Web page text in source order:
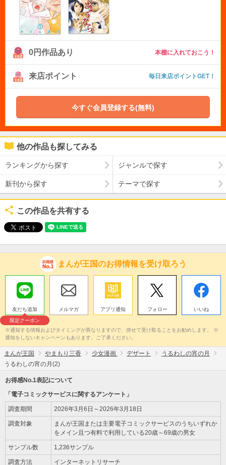
0円作品あり 本棚に入れておこう！
来店ポイント 毎日来店ポイントGET！
今すぐ会員登録する(無料)
他の作品も探してみる
ランキングから探す ジャンルで探す
新刊から探す テーマで探す
この作品を共有する
まんが王国のお得情報を受け取ろう
友だち追加
限定クーポン
メルマガ アプリ通知 フォロー いいね
※通知する情報およびタイミングが異なりますので、併せて受け取ることをお勧めします。 ※
通知をしないキャンペーンもあります。ご了承ください。
まんが王国 やまもり三香 少女漫画 デザート
うるわしの宵の月
うるわしの宵の月(2)
お得感No.1表記について
「電子コミックサービスに関するアンケート」
調査期間 2026年3月6日～2026年3月18日
調査対象
まんが王国または主要電子コミックサービスのうちいずれか
をメイン且つ有料で利用している20歳～69歳の男女
サンプル数 1,236サンプル
調査方法 インターネットリサーチ